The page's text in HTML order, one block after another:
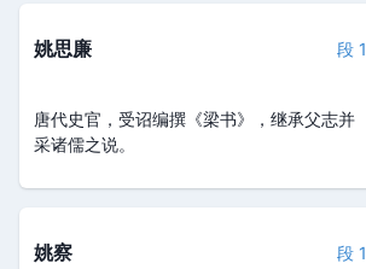
姚思廉 段 1
唐代史官，受诏编撰《梁书》，继承父志并
采诸儒之说。
姚察 段 1